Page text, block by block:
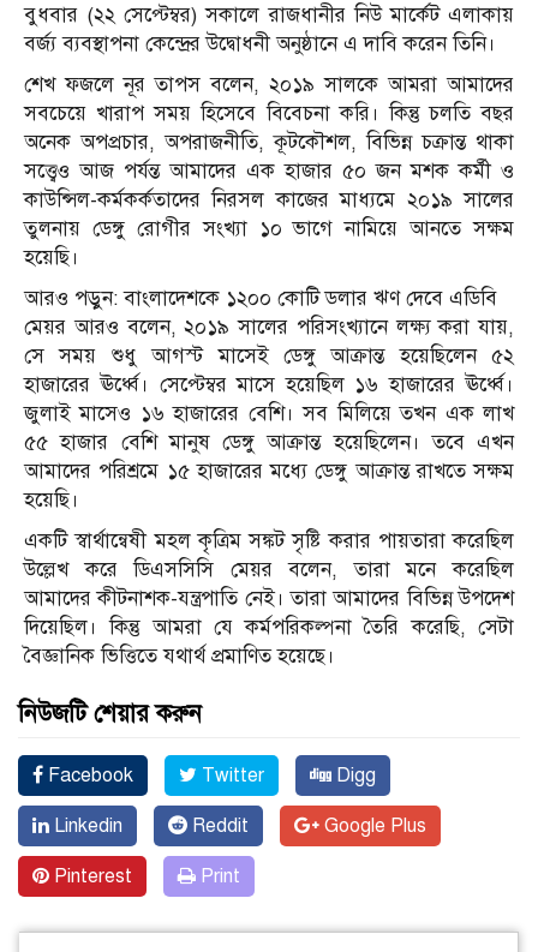
বুধবার (২২ সেপ্টেম্বর) সকালে রাজধানীর নিউ মার্কেট এলাকায়
বর্জ্য ব্যবস্থাপনা কেন্দ্রের উদ্বোধনী অনুষ্ঠানে এ দাবি করেন তিনি।
শেখ ফজলে নূর তাপস বলেন, ২০১৯ সালকে আমরা আমাদের
সবচেয়ে খারাপ সময় হিসেবে বিবেচনা করি। কিন্তু চলতি বছর
অনেক অপপ্রচার, অপরাজনীতি, কূটকৌশল, বিভিন্ন চক্রান্ত থাকা
সত্ত্বেও আজ পর্যন্ত আমাদের এক হাজার ৫০ জন মশক কর্মী ও
কাউন্সিল-কর্মকর্কতাদের নিরসল কাজের মাধ্যমে ২০১৯ সালের
তুলনায় ডেঙ্গু রোগীর সংখ্যা ১০ ভাগে নামিয়ে আনতে সক্ষম
হয়েছি।
আরও পড়ুন: বাংলাদেশকে ১২০০ কোটি ডলার ঋণ দেবে এডিবি
মেয়র আরও বলেন, ২০১৯ সালের পরিসংখ্যানে লক্ষ্য করা যায়,
সে সময় শুধু আগস্ট মাসেই ডেঙ্গু আক্রান্ত হয়েছিলেন ৫২
হাজারের ঊর্ধ্বে। সেপ্টেম্বর মাসে হয়েছিল ১৬ হাজারের ঊর্ধ্বে।
জুলাই মাসেও ১৬ হাজারের বেশি। সব মিলিয়ে তখন এক লাখ
৫৫ হাজার বেশি মানুষ ডেঙ্গু আক্রান্ত হয়েছিলেন। তবে এখন
আমাদের পরিশ্রমে ১৫ হাজারের মধ্যে ডেঙ্গু আক্রান্ত রাখতে সক্ষম
হয়েছি।
একটি স্বার্থান্বেষী মহল কৃত্রিম সঙ্কট সৃষ্টি করার পায়তারা করেছিল
উল্লেখ করে ডিএসসিসি মেয়র বলেন, তারা মনে করেছিল
আমাদের কীটনাশক-যন্ত্রপাতি নেই। তারা আমাদের বিভিন্ন উপদেশ
দিয়েছিল। কিন্তু আমরা যে কর্মপরিকল্পনা তৈরি করেছি, সেটা
বৈজ্ঞানিক ভিত্তিতে যথার্থ প্রমাণিত হয়েছে।
নিউজটি শেয়ার করুন
Facebook Twitter Digg
Linkedin Reddit Google Plus
Pinterest Print